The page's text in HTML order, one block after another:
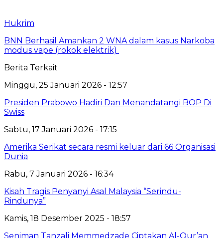
Hukrim
BNN Berhasil Amankan 2 WNA dalam kasus Narkoba
modus vape (rokok elektrik)
Berita Terkait
Minggu, 25 Januari 2026 - 12:57
Presiden Prabowo Hadiri Dan Menandatangi BOP Di
Swiss
Sabtu, 17 Januari 2026 - 17:15
Amerika Serikat secara resmi keluar dari 66 Organisasi
Dunia
Rabu, 7 Januari 2026 - 16:34
Kisah Tragis Penyanyi Asal Malaysia “Serindu-
Rindunya”
Kamis, 18 Desember 2025 - 18:57
Seniman Tanzali Memmedzade Ciptakan Al-Qur’an